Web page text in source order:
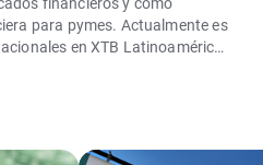
para pymes. Actualmente es
en XTB Latinoamérica,
y fundamentales de los